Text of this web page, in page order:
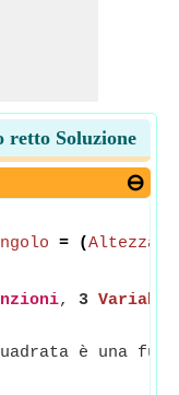
retto Soluzione
= (Altezza
, 3
è una